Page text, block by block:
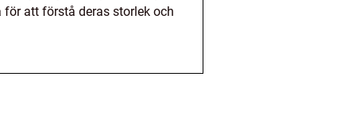
att förstå deras storlek och